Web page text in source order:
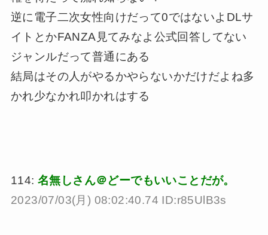
逆に電子二次女性向けだって0ではないよDLサ
イトとかFANZA見てみなよ公式回答してない
ジャンルだって普通にある
結局はその人がやるかやらないかだけだよね多
かれ少なかれ叩かれはする
114: 名無しさん＠どーでもいいことだが。
2023/07/03(月) 08:02:40.74 ID:r85UlB3s